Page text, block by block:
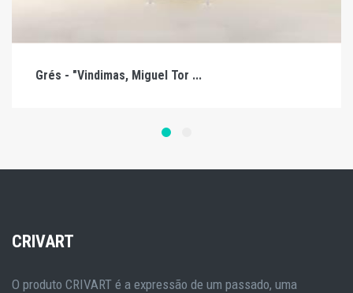
Grés - "Vindimas, Miguel Tor ...
CRIVART
O produto CRIVART é a expressão de um passado, uma